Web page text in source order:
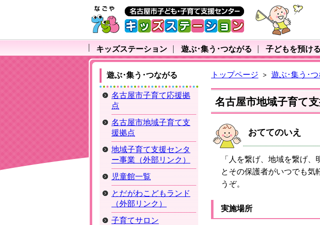
キッズステーション 遊ぶ･集う･つながる 子どもを預ける
トップページ > 遊ぶ･集う･つ
名古屋市地域子育て
おててのいえ
「人を繋げ、地域を繋げ
とその保護者がいつでも気
うぞ。
実施場所
遊ぶ･集う･つながる
名古屋市子育て応援拠
点
名古屋市地域子育て支
援拠点
地域子育て支援センタ
ー事業（外部リンク）
児童館一覧
とだがわこどもランド
（外部リンク）
子育てサロン